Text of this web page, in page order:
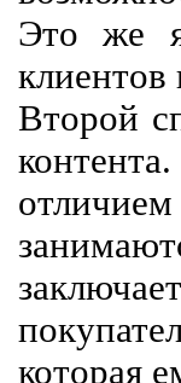
Это же
клиентов
Второй
которая